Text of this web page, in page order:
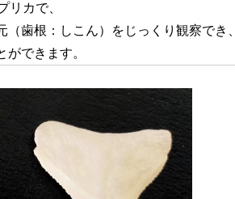
リカで、
歯根：しこん）をじっくり観察でき、
できます。